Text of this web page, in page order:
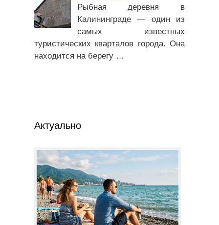
Рыбная деревня в
Калининграде — один из
самых известных
туристических кварталов города. Она
находится на берегу …
Актуально